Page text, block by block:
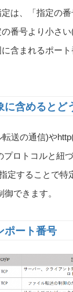
は、「指定の
番号より小さ
含まれるポー
含めるとど
送の通信)や
ロトコルと紐づ
定することで特
できます。
ポート番号